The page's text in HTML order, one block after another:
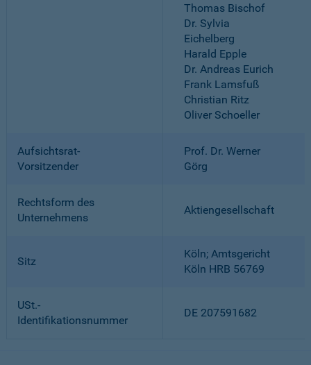
Thomas Bischof
Dr. Sylvia
Eichelberg
Harald Epple
Dr. Andreas Eurich
Frank Lamsfuß
Christian Ritz
Oliver Schoeller
Aufsichtsrat-
Vorsitzender
Prof. Dr. Werner
Görg
Rechtsform des
Unternehmens
Aktiengesellschaft
Sitz
Köln; Amtsgericht
Köln HRB 56769
USt.-
Identifikationsnummer
DE 207591682